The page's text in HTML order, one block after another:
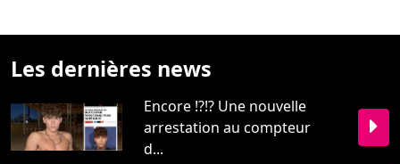
d...
"Boner Boys" !!!...